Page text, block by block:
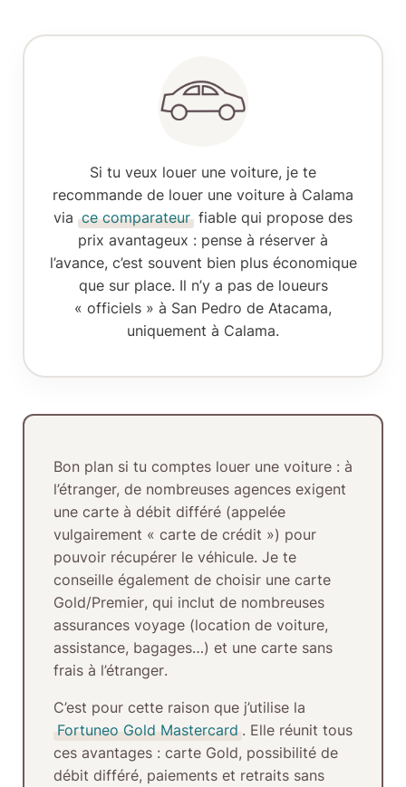
Si tu veux louer une voiture, je te
recommande de louer une voiture à Calama
via ce comparateur fiable qui propose des
prix avantageux : pense à réserver à
l’avance, c’est souvent bien plus économique
que sur place. Il n’y a pas de loueurs
« officiels » à San Pedro de Atacama,
uniquement à Calama.
Bon plan si tu comptes louer une voiture :à
l’étranger, de nombreuses agences exigent
une carte à débit différé(appelée
vulgairement « carte de crédit ») pour
pouvoir récupérer le véhicule. Je te
conseille également de choisir une carte
Gold/Premier, qui inclut de nombreuses
assurances voyage (location de voiture,
assistance, bagages…) et une carte sans
frais à l’étranger.
C’est pour cette raison que j’utilise la
Fortuneo Gold Mastercard . Elle réunit tous
ces avantages : carte Gold, possibilité de
débit différé, paiements et retraits sans